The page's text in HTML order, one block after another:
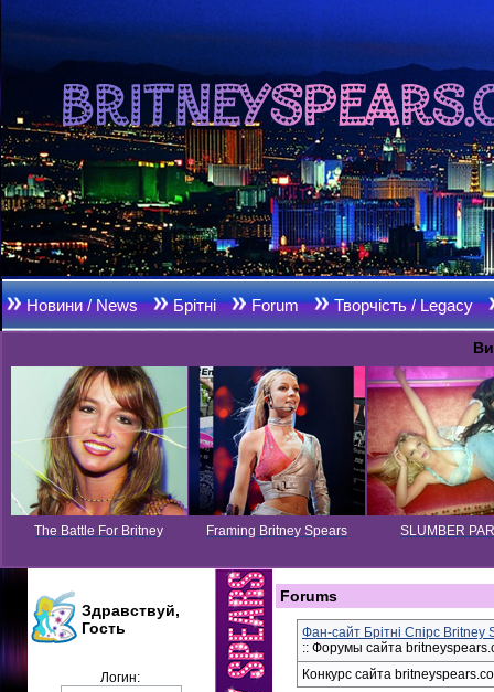
Новини / News Брітні Forum Творчість / Legacy
The Battle For Britney Framing Britney Spears SLUMBER
Здравствуй,
Гость
Логин:
Forums
Фан-сайт Брітні Спірс
:: Форумы сайта
Конкурс сайта